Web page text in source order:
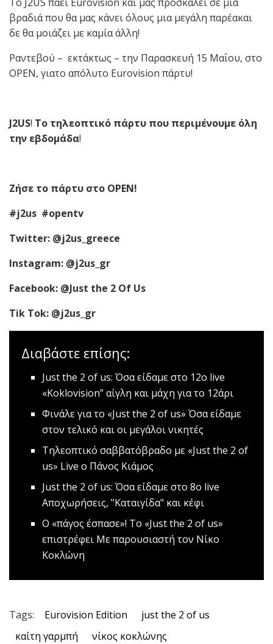
βραδιά που θα μας κάνει όλους μια μεγάλη παρέακαι
δε θα μοιάζει με καμία άλλη!
Ραντεβού – εκτάκτως – την Παρασκευή 15 Μαΐου, στο
OPEN, γιατο απόλυτο Eurovision πάρτυ!
J2US! Το τηλεοπτικό πάρτυ που περιμένουμε όλη
την εβδομάδα!
Ζήσε το πάρτυ στο OPEN!
#j2us #opentv
Τwitter: @j2us_greece
Instagram: @j2us_gr
Facebook: @Just the 2 Of Us
Tik Tok: @j2us_gr
Διαβάστε επίσης:
Just the 2 of us: Όσα είδαμε στο 12ο live
«Κoklovision” αίγλη και μάχη για το 12άρι
Φινάλε για το «Just the 2 οf us» Όσα είδαμε
στον τελικό και οι μεγάλοι νικητές
Τηλεοπτικό σαββατόβραδο με «Just the 2 of
us» Live o Πάνος Κιάμος
Just the 2 of us: Όσα είδαμε στο 8ο live
Αποχωρήσεις, "Καταιγίδα" και κέφι
Ο «πάγος έσπασε»! Το «Just the 2 of us»
επιστρέφει Mε παρουσιαστή τον Νίκο
Κοκλώνη
Tags: Eurovision Edition
just the 2 of us
καίτη γαρμπή
νίκος κοκλώνης